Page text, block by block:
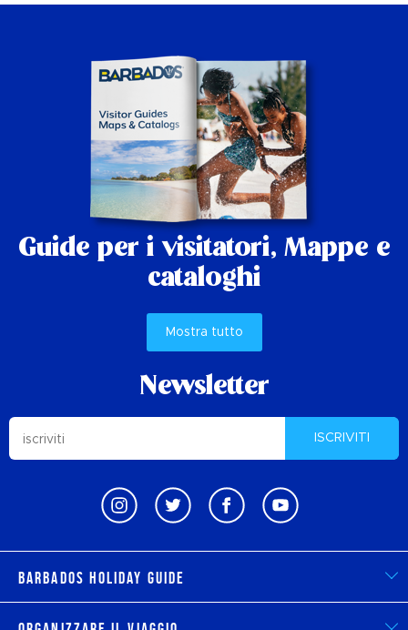
Guide per i visitatori, Mappe e
cataloghi
Mostra tutto
Newsletter
ISCRIVITI
Barbados Holiday Guide